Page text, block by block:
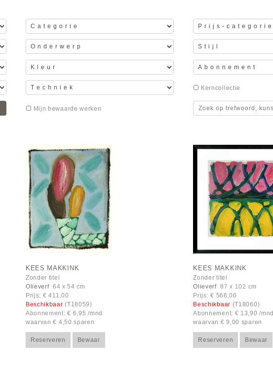
Kerncollectie
Mijn bewaarde werken
KEES MAKKINK
Zonder titel
Olieverf64 x 54 cm
Prijs: € 411,00
Beschikbaar(T18059)
Abonnement: € 6,95 /mnd
waarvan € 4,50 sparen
Reserveren Bewaar
KEES MAKKINK
Zonder titel
Olieverf87 x 102 cm
Prijs: € 566,00
Beschikbaar (T18060)
Abonnement: € 13,90 /mnd
waarvan € 9,00 sparen
Reserveren Bewaar